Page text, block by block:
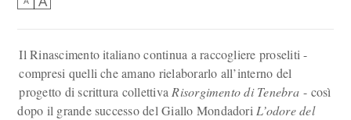
Il Rinascimento italiano continua a raccogliere proseliti -
compresi quelli che amano rielaborarlo all’interno del
progetto di scrittura collettiva Risorgimento di Tenebra- così
dopo il grande successo del Giallo Mondadori L’odore del